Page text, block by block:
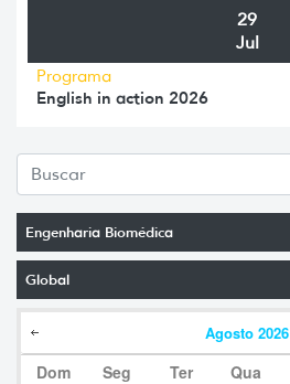
Engenharia Biomédica
Global
Agosto 2026
Dom Seg Ter Qua
29
Jul
Programa
English in action 2026